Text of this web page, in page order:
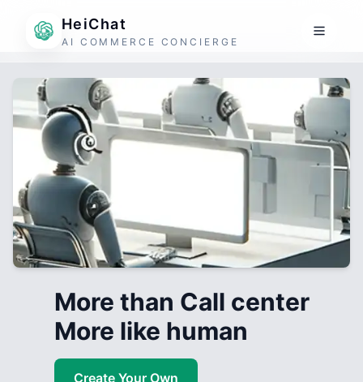
HeiChat
AI COMMERCE CONCIERGE
More than Call center
More like human
Create Your Own